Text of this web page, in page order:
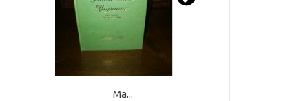
Ma...